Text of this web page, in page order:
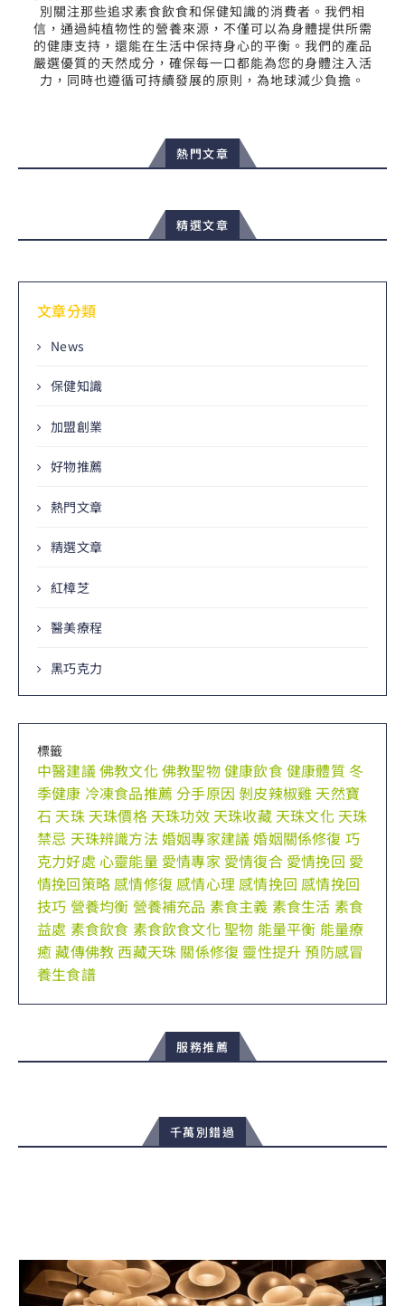
別關注那些追求素食飲食和保健知識的消費者。我們相
信，通過純植物性的營養來源，不僅可以為身體提供所需
的健康支持，還能在生活中保持身心的平衡。我們的產品
嚴選優質的天然成分，確保每一口都能為您的身體注入活
力，同時也遵循可持續發展的原則，為地球減少負擔。
熱門文章
精選文章
文章分類
News
保健知識
加盟創業
好物推薦
熱門文章
精選文章
紅樟芝
醫美療程
黑巧克力
標籤
中醫建議佛教文化佛教聖物健康飲食健康體質 冬
季健康 冷凍食品推薦 分手原因 剝皮辣椒雞 天然寶
石 天珠 天珠價格 天珠功效 天珠收藏 天珠文化 天珠
禁忌 天珠辨識方法 婚姻專家建議婚姻關係修復 巧
克力好處 心靈能量 愛情專家 愛情復合 愛情挽回 愛
情挽回策略 感情修復 感情心理 感情挽回 感情挽回
技巧 營養均衡 營養補充品 素食主義 素食生活 素食
益處 素食飲食 素食飲食文化聖物 能量平衡 能量療
癒藏傳佛教 西藏天珠 關係修復 靈性提升預防感冒
養生食譜
服務推薦
千萬別錯過